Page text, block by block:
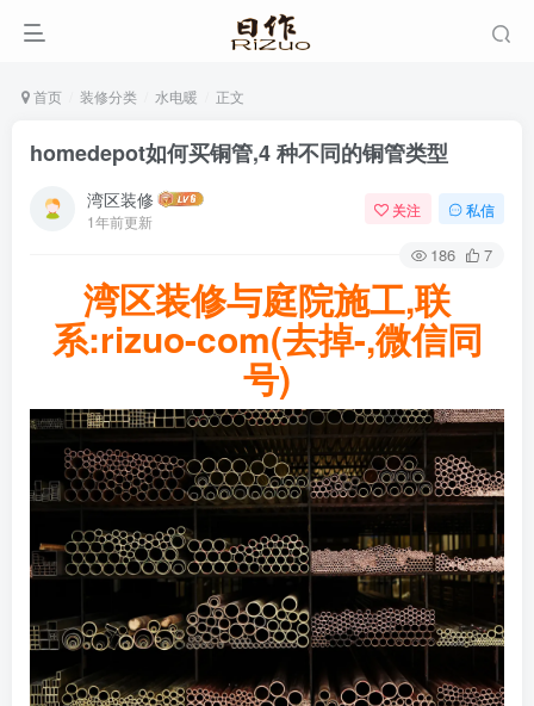
首页 装修分类 水电暖 正文
homedepot如何买铜管,4 种不同的铜管类型
湾区装修
1年前更新
关注 私信
186 7
湾区装修与庭院施工,联
系:rizuo-com(去掉-,微信同
号)